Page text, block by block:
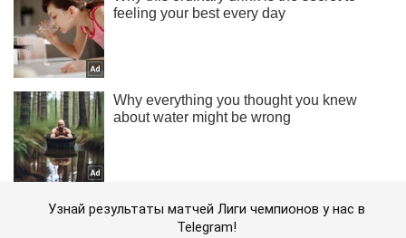
Узнай результаты матчей Лиги чемпионов у нас в
Telegram!